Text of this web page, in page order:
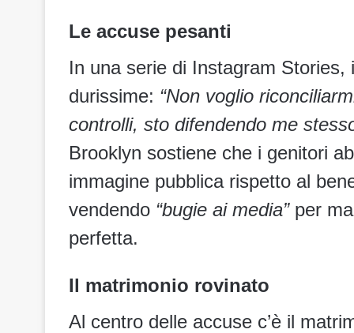
Le accuse pesanti
In una serie di Instagram
durissime: “Non voglio
controlli, sto difendendo me
Brooklyn sostiene che i genitori
immagine pubblica rispetto al
vendendo “bugie ai media”per
perfetta.
Il matrimonio rovinato
Al centro delle accuse c’è il